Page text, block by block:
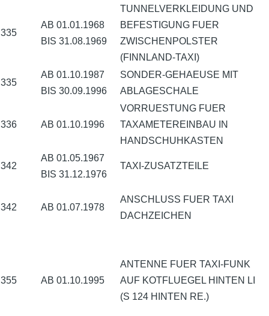
335
AB 01.01.1968
BIS 31.08.1969
TUNNELVERKLEIDUNG UND
BEFESTIGUNG FUER
ZWISCHENPOLSTER
(FINNLAND-TAXI)
335
AB 01.10.1987
BIS 30.09.1996
SONDER-GEHAEUSE MIT
ABLAGESCHALE
336 AB 01.10.1996
VORRUESTUNG FUER
TAXAMETEREINBAU IN
HANDSCHUHKASTEN
342
AB 01.05.1967
BIS 31.12.1976
TAXI-ZUSATZTEILE
342 AB 01.07.1978
ANSCHLUSS FUER TAXI
DACHZEICHEN
355 AB 01.10.1995
ANTENNE FUER TAXI-FUNK
AUF KOTFLUEGEL HINTEN LI
(S 124 HINTEN RE.)